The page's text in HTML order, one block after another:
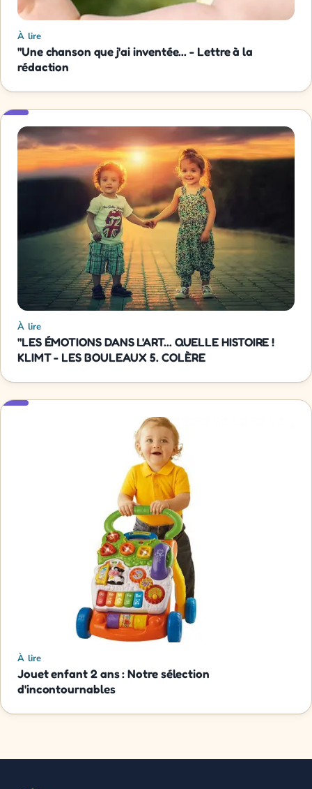
À lire
"Une chanson que j'ai inventée... - Lettre à la
rédaction
À lire
"LES ÉMOTIONS DANS L'ART... QUELLE HISTOIRE !
KLIMT - LES BOULEAUX 5. COLÈRE
À lire
Jouet enfant 2 ans : Notre sélection
d'incontournables